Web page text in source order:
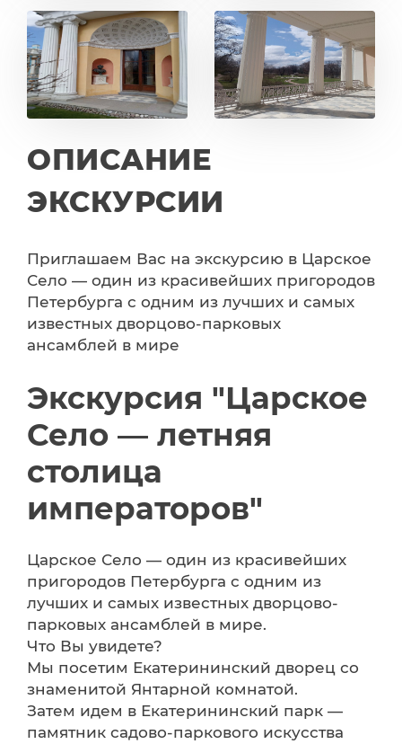
ОПИСАНИЕ
ЭКСКУРСИИ
Приглашаем Вас на экскурсию в ​Царское
Село — один из красивейших пригородов
Петербурга с одним из лучших и самых
известных дворцово-парковых
ансамблей в мире
Экскурсия "Царское
Село — летняя
столица
императоров"
Царское Село — один из красивейших
пригородов Петербурга с одним из
лучших и самых известных дворцово-
парковых ансамблей в мире.
Что Вы увидете?
Мы посетим Екатерининский дворец со
знаменитой Янтарной комнатой.
Затем идем в Екатерининский парк —
памятник садово-паркового искусства